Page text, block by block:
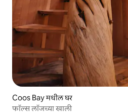
Coos Bay मधील घर
फॉल्स लॉजच्या खाली